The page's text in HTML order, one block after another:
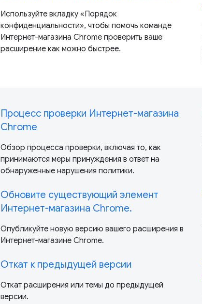
Используйте вкладку «Порядок
конфиденциальности», чтобы помочь команде
Интернет-магазина Chrome проверить ваше
расширение как можно быстрее.
Процесс проверки Интернет-магазина
Chrome
Обзор процесса проверки, включая то, как
принимаются меры принуждения в ответ на
обнаруженные нарушения политики.
Обновите существующий элемент
Интернет-магазина Chrome.
Опубликуйте новую версию вашего расширения в
Интернет-магазине Chrome.
Откат к предыдущей версии
Откат расширения или темы до предыдущей
версии.